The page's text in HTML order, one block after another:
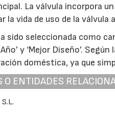
La válvula incorpora
la vida de uso de la válvula
sido seleccionada como
y ‘Mejor Diseño’.
doméstica, ya que
O ENTIDADES